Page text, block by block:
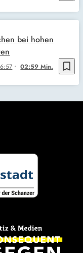
bookmark_border
02:59 Min.
bei hohen